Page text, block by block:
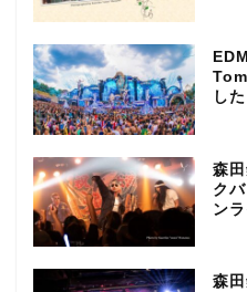
し
森
ク
ン
森